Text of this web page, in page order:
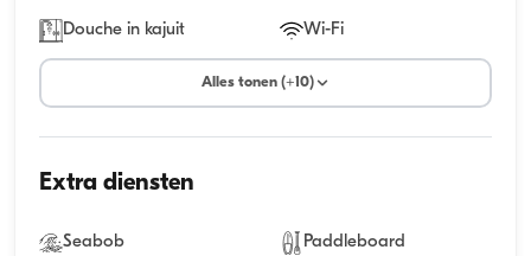
Douche in kajuit Wi-Fi
Alles tonen (+10)
Extra diensten
Seabob Paddleboard